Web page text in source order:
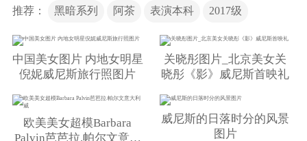
推荐： 黑暗系列 阿茶 表演本科 2017级
中国美女图片 内地女明星
倪妮威尼斯旅行照图片
欧美美女超模Barbara
Palvin芭芭拉.帕尔文意大
关晓彤图片_北京美女关
晓彤《影》威尼斯首映礼
威尼斯的日落时分的风景
图片